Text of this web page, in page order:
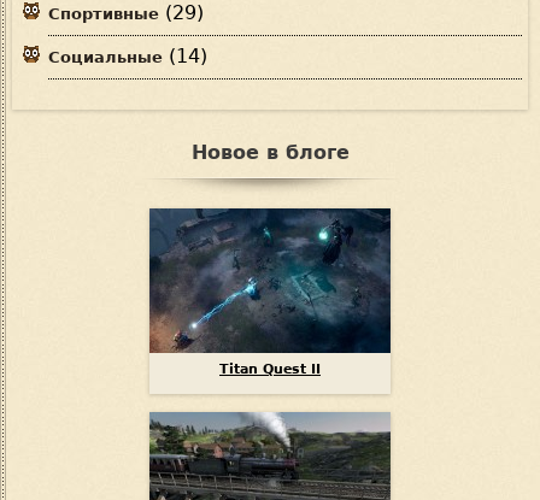
Спортивные (29)
Социальные (14)
Новое в блоге
Titan Quest II